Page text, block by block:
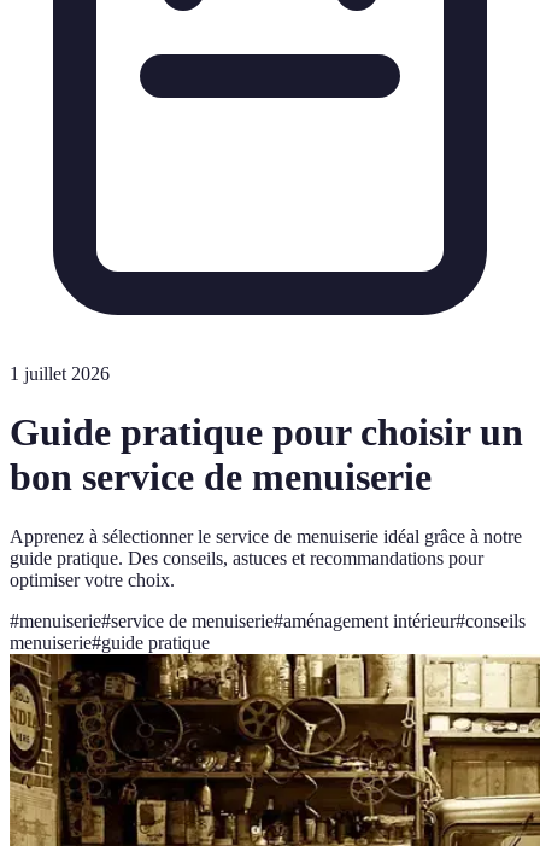
1 juillet 2026
Guide pratique pour choisir un
bon service de menuiserie
Apprenez à sélectionner le service de menuiserie idéal grâce à notre
guide pratique. Des conseils, astuces et recommandations pour
optimiser votre choix.
#menuiserie#service de menuiserie#aménagement intérieur#conseils
menuiserie#guide pratique